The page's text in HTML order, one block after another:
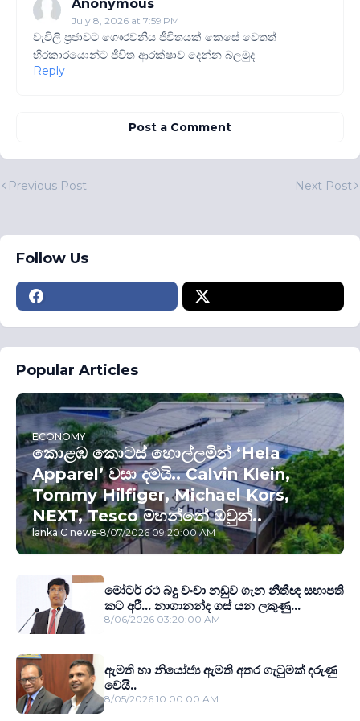
Anonymous
July 8, 2026 at 7:59 PM
වැවිලි ප්‍රජාවට ගෞරවනීය ජීවිතයක් කෙසේ වෙතත්
හිරකාරයොන්ට ජීවිත ආරක්ෂාව දෙන්න බලමුද.
Reply
Post a Comment
Previous Post Next Post
Follow Us
Popular Articles
ECONOMY
කොළඹ කොටස් හොල්ලමින් ‘Hela
Apparel’ වසා දමයි.. Calvin Klein,
Tommy Hilfiger, Michael Kors,
NEXT, Tesco මහන්නේ ඔවුන්..
lanka C news-8/07/2026 09:20:00 AM
මෝටර් රථ බදු වංචා නඩුව ගැන නීතීඥ සභාපති
කට අරී... නාගානන්ද ගස් යන ලකුණු...
8/06/2026 03:20:00 AM
ඇමති හා නියෝජ්‍ය ඇමති අතර ගැටුමක් දරුණු
වෙයි..
8/05/2026 10:00:00 AM